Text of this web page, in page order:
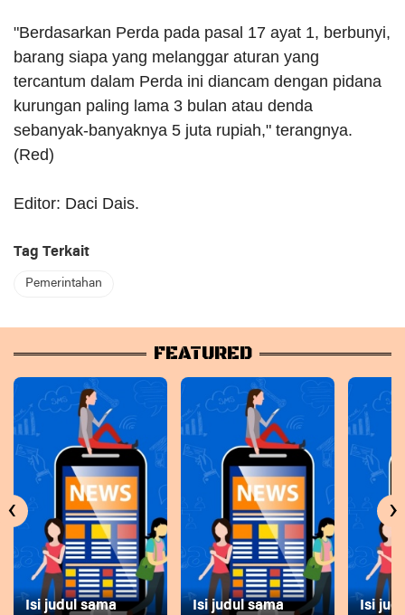
"Berdasarkan Perda pada pasal 17 ayat 1, berbunyi,
barang siapa yang melanggar aturan yang
tercantum dalam Perda ini diancam dengan pidana
kurungan paling lama 3 bulan atau denda
sebanyak-banyaknya 5 juta rupiah," terangnya.
(Red)
Editor: Daci Dais.
Tag Terkait
Pemerintahan
FEATURED
Isi judul sama
Isi judul sama
Isi
‹ ›